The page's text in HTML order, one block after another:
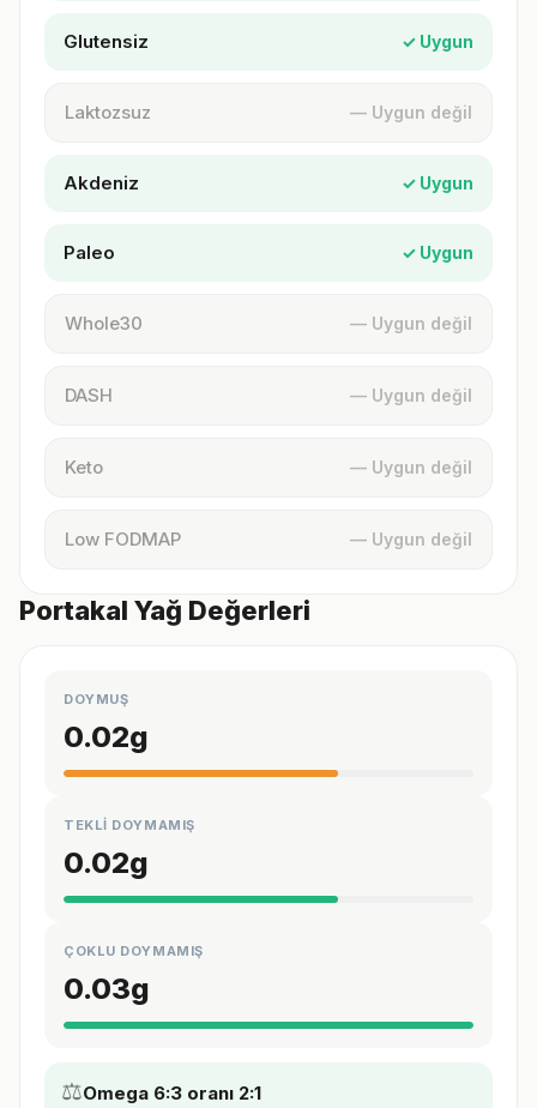
Glutensiz ✓ Uygun
Laktozsuz — Uygun değil
Akdeniz ✓ Uygun
Paleo ✓ Uygun
Whole30 — Uygun değil
DASH — Uygun değil
Keto — Uygun değil
Low FODMAP — Uygun değil
Portakal Yağ Değerleri
DOYMUŞ
0.02g
TEKLİ DOYMAMIŞ
0.02g
ÇOKLU DOYMAMIŞ
0.03g
⚖️Omega 6:3 oranı 2:1